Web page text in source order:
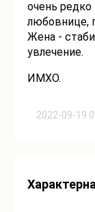
2022-09-19
очень
любовнице,
Жена -
увлечение.
ИМХО.